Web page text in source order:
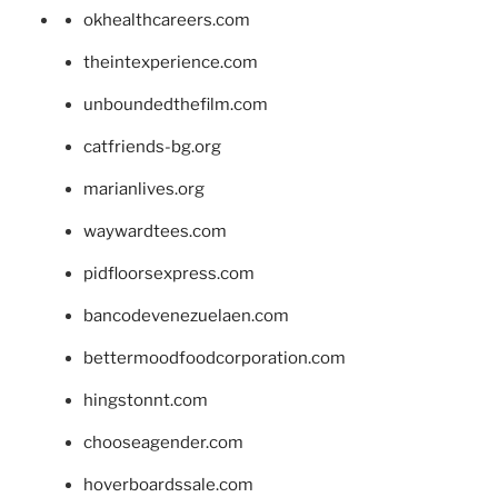
okhealthcareers.com
theintexperience.com
unboundedthefilm.com
catfriends-bg.org
marianlives.org
waywardtees.com
pidfloorsexpress.com
bancodevenezuelaen.com
bettermoodfoodcorporation.com
hingstonnt.com
chooseagender.com
hoverboardssale.com